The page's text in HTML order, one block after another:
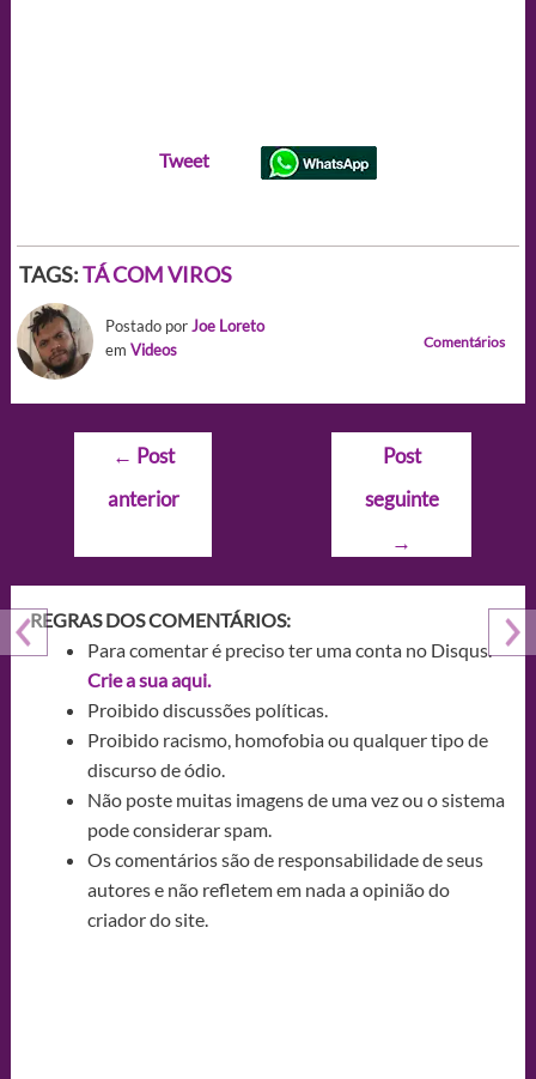
Tweet
TAGS:TÁ COM VIROS
Postado porJoe Loreto
em Videos Comentários
Navegação
Post
← Post
anterior
Post
seguinte
→
REGRAS DOS COMENTÁRIOS:
Para comentar é preciso ter uma conta no Disqus.
Crie a sua aqui.
Proibido discussões políticas.
Proibido racismo, homofobia ou qualquer tipo de
discurso de ódio.
Não poste muitas imagens de uma vez ou o sistema
pode considerar spam.
Os comentários são de responsabilidade de seus
autores e não refletem em nada a opinião do
criador do site.